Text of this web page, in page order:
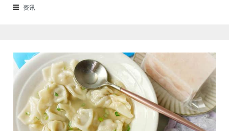
态存在着。北家姓转转小火锅凭借自己的产品和装修在美食市场当中受到越
资讯